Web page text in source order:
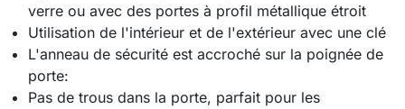
verre ou avec des portes à profil métallique étroit
Utilisation de l'intérieur et de l'extérieur avec une clé
L'anneau de sécurité est accroché sur la poignée de
porte:
Pas de trous dans la porte, parfait pour les